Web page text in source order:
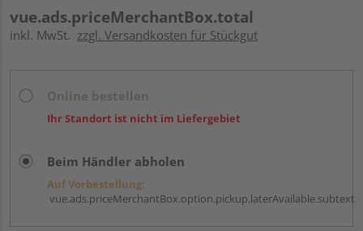
vue.ads.priceMerchantBox.total
inkl. MwSt. zzgl. Versandkosten für Stückgut
Ihr Standort ist nicht im Liefergebiet
Beim Händler abholen
Auf Vorbestellung:
vue.ads.priceMerchantBox.option.pickup.laterAvailable.subtext